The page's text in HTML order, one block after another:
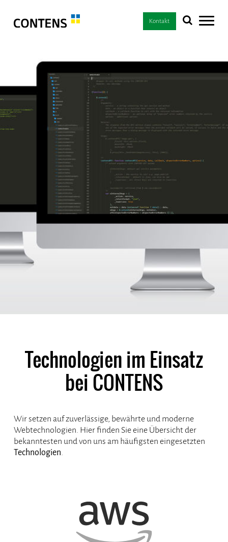
Kontakt
Technologien im Einsatz
bei CONTENS
Wir setzen auf zuverlässige, bewährte und moderne
Webtechnologien. Hier finden Sie eine Übersicht der
bekanntesten und von uns am häufigsten eingesetzten
Technologien.